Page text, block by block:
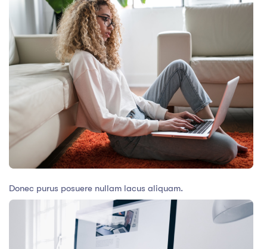
Donec purus posuere nullam lacus aliquam.